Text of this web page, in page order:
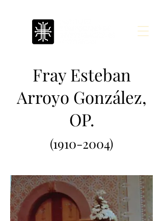
Fray Esteban
Arroyo González,
OP.
(1910-2004)